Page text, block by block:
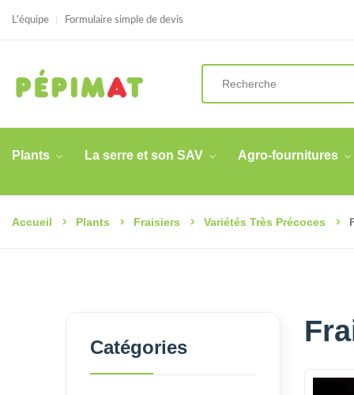
L'équipe Formulaire simple de devis
Plants La serre et son SAV Agro-fournitures
Accueil Plants Fraisiers Variétés Très Précoces
Catégories